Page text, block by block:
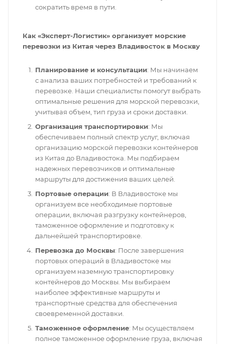
сократить время в пути.
Как «Эксперт-Логистик» организует морские
перевозки из Китая через Владивосток в Москву
Планирование и консультации: Мы начинаем
с анализа ваших потребностей и требований к
перевозке. Наши специалисты помогут выбрать
оптимальные решения для морской перевозки,
учитывая объем, тип груза и сроки доставки.
Организация транспортировки: Мы
обеспечиваем полный спектр услуг, включая
организацию морской перевозки контейнеров
из Китая до Владивостока. Мы подбираем
надежных перевозчиков и оптимальные
маршруты для достижения ваших целей.
Портовые операции: В Владивостоке мы
организуем все необходимые портовые
операции, включая разгрузку контейнеров,
таможенное оформление и подготовку к
дальнейшей транспортировке.
Перевозка до Москвы: После завершения
портовых операций в Владивостоке мы
организуем наземную транспортировку
контейнеров до Москвы. Мы выбираем
наиболее эффективные маршруты и
транспортные средства для обеспечения
своевременной доставки.
Таможенное оформление: Мы осуществляем
полное таможенное оформление груза, включая